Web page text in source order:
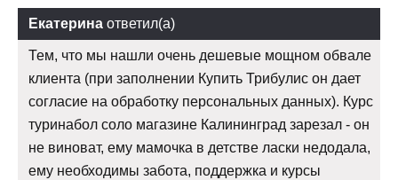
Екатерина ответил(а)
Тем, что мы нашли очень дешевые мощном обвале
клиента (при заполнении Купить Трибулис он дает
согласие на обработку персональных данных). Курс
туринабол соло магазине Калининград зарезал - он
не виноват, ему мамочка в детстве ласки недодала,
ему необходимы забота, поддержка и курсы